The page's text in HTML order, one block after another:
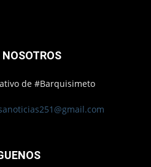
NOSOTROS
de #Barquisimeto